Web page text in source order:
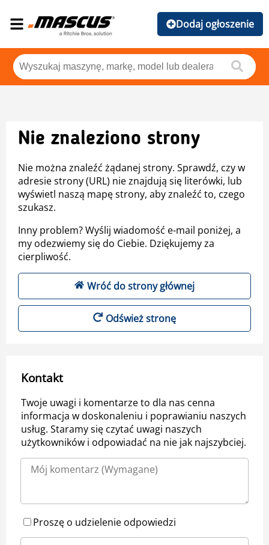
Dodaj ogłoszenie
Nie znaleziono strony
Nie można znaleźć żądanej strony. Sprawdź, czy w
adresie strony (URL) nie znajdują się literówki, lub
wyświetl naszą mapę strony, aby znaleźć to, czego
szukasz.
Inny problem? Wyślij wiadomość e-mail poniżej, a
my odezwiemy się do Ciebie. Dziękujemy za
cierpliwość.
Wróć do strony głównej
Odśwież stronę
Kontakt
Twoje uwagi i komentarze to dla nas cenna
informacja w doskonaleniu i poprawianiu naszych
usług. Staramy się czytać uwagi naszych
użytkowników i odpowiadać na nie jak najszybciej.
Proszę o udzielenie odpowiedzi